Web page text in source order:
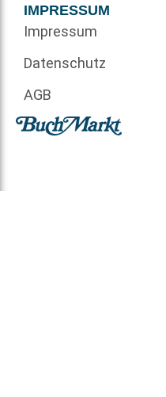
IMPRESSUM
Impressum
Datenschutz
AGB